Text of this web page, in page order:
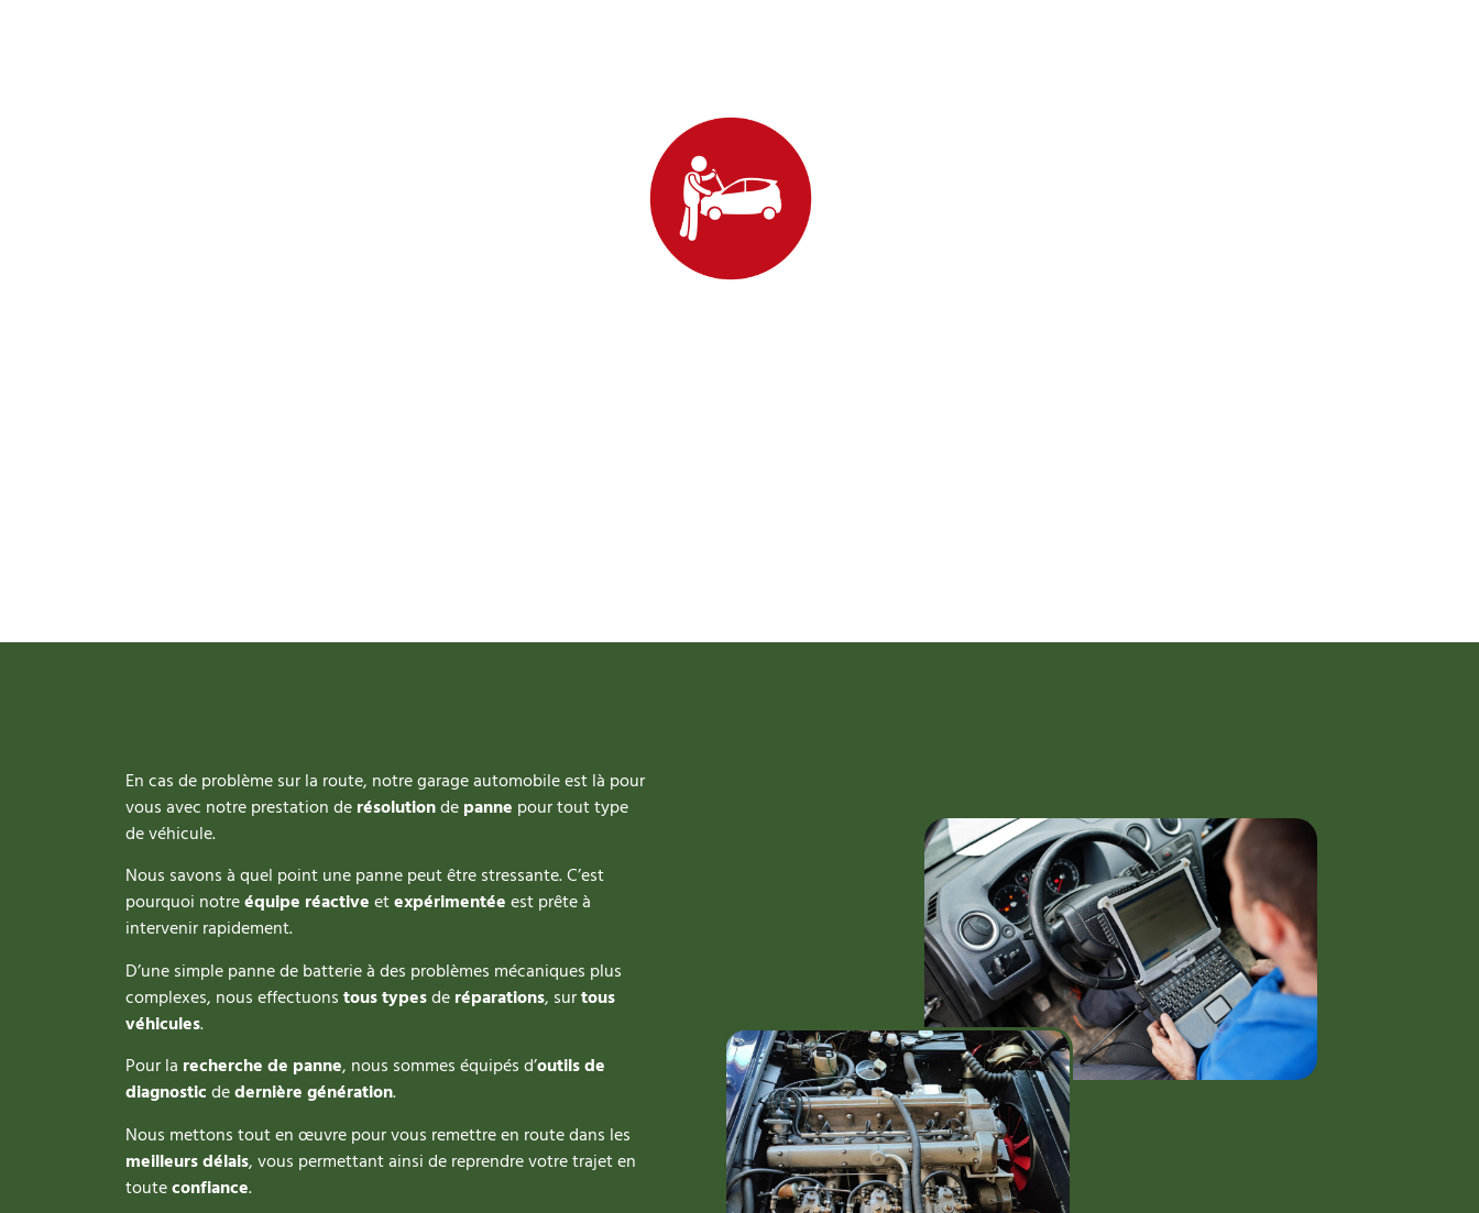
En cas de problème sur la route, notre garage automobile est là pour
vous avec notre prestation derésolutiondepanne pour tout type
de véhicule.
Nous savons à quel point une panne peut être stressante. C’est
pourquoi notreéquipe réactiveetexpérimentéeest prête à
intervenir rapidement.
D’une simple panne de batterie à des problèmes mécaniques plus
complexes, nous effectuonstous typesderéparations, surtous
véhicules.
Pour la recherche de panne, nous sommes équipés d’outils de
diagnosticdedernière génération.
Nous mettons tout en œuvre pour vous remettre en route dans les
meilleurs délais, vous permettant ainsi de reprendre votre trajet en
touteconfiance.